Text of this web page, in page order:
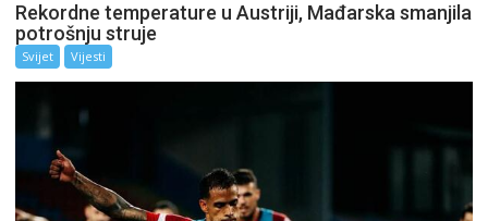
Rekordne temperature u Austriji, Mađarska smanjila
potrošnju struje
Svijet Vijesti